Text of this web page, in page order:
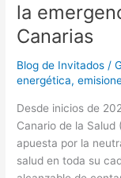
la
Canarias
Blog de Invitados /
energética,
Desde inicios de
Canario de la
apuesta por la
salud en toda su